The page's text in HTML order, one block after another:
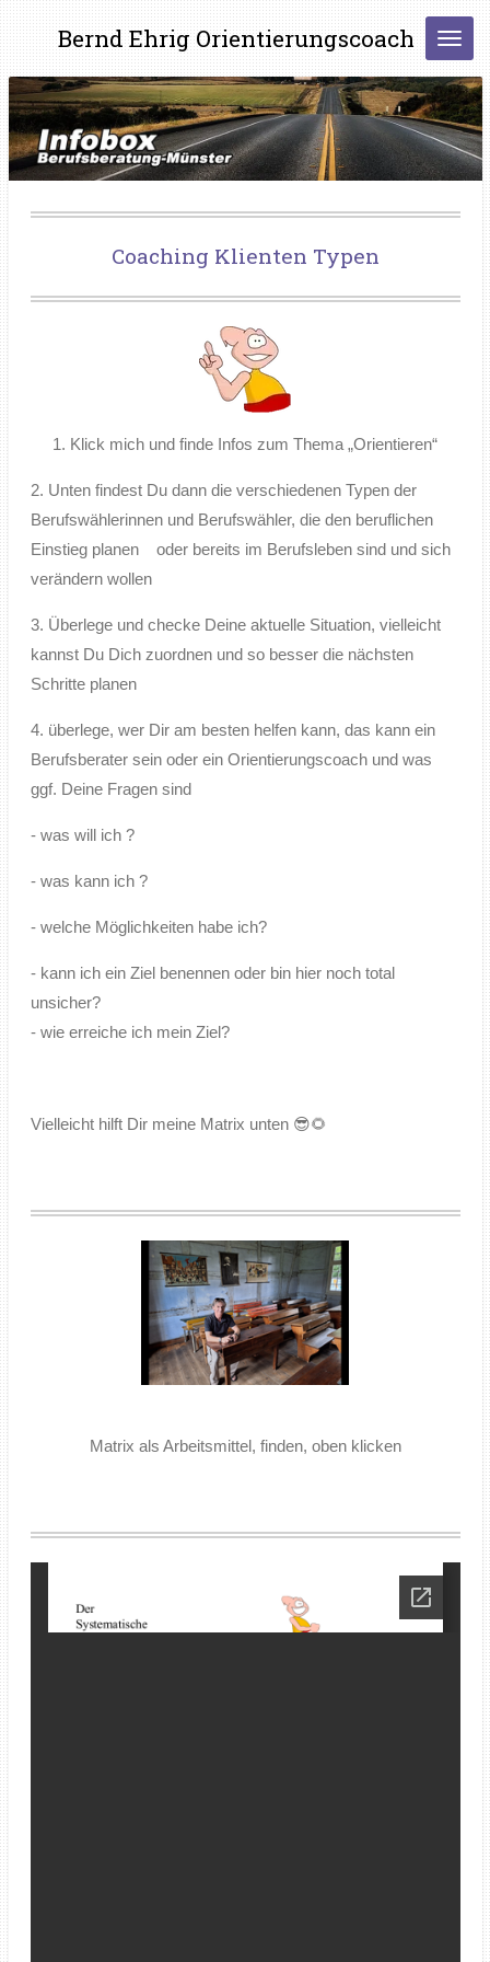
Zum
Hauptinhalt
springen
Bernd Ehrig Orientierungscoach
Coaching Klienten Typen
1. Klick mich und finde Infos zum Thema „Orientieren“
2. Unten findest Du dann die verschiedenen Typen der
Berufswählerinnen und Berufswähler, die den beruflichen
Einstieg planen oder bereits im Berufsleben sind und sich
verändern wollen
3. Überlege und checke Deine aktuelle Situation, vielleicht
kannst Du Dich zuordnen und so besser die nächsten
Schritte planen
4. überlege, wer Dir am besten helfen kann, das kann ein
Berufsberater sein oder ein Orientierungscoach und was
ggf. Deine Fragen sind
- was will ich ?
- was kann ich ?
- welche Möglichkeiten habe ich?
- kann ich ein Ziel benennen oder bin hier noch total
unsicher?
- wie erreiche ich mein Ziel?
Vielleicht hilft Dir meine Matrix unten 😎🌻
Matrix als Arbeitsmittel, finden, oben klicken